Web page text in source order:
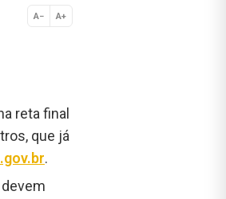
A− A+
Normal
reta final
que já
.